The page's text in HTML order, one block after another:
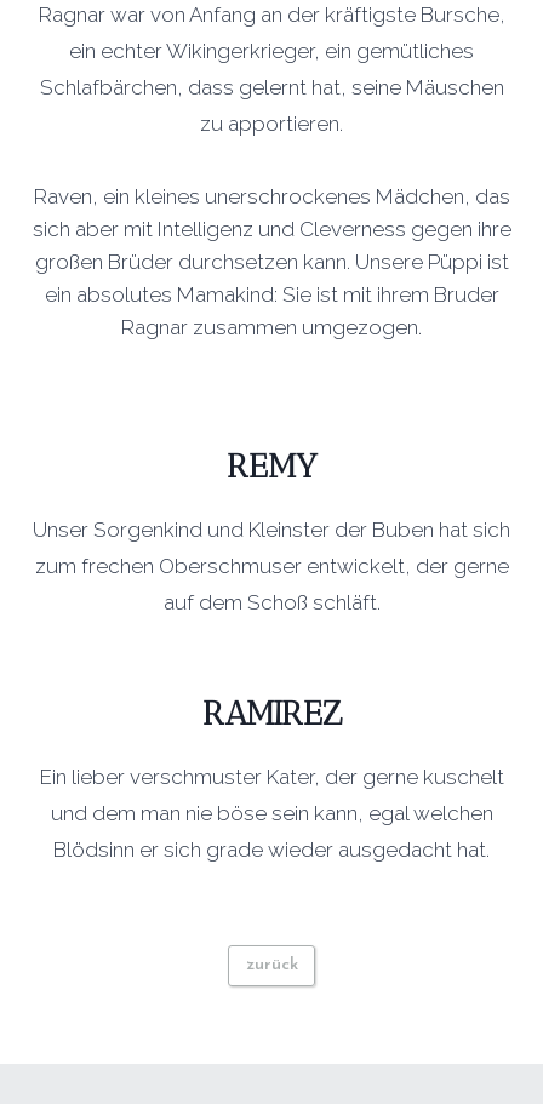
Ragnar war von Anfang an der kräftigste Bursche,
ein echter Wikingerkrieger, ein gemütliches
Schlafbärchen, dass gelernt hat, seine Mäuschen
zu apportieren.
Raven, ein kleines unerschrockenes Mädchen, das
sich aber mit Intelligenz und Cleverness gegen ihre
großen Brüder durchsetzen kann. Unsere Püppi ist
ein absolutes Mamakind: Sie ist mit ihrem Bruder
Ragnar zusammen umgezogen.
REMY
Unser Sorgenkind und Kleinster der Buben hat sich
zum frechen Oberschmuser entwickelt, der gerne
auf dem Schoß schläft.
RAMIREZ
Ein lieber verschmuster Kater, der gerne kuschelt
und dem man nie böse sein kann, egal welchen
Blödsinn er sich grade wieder ausgedacht hat.
zurück